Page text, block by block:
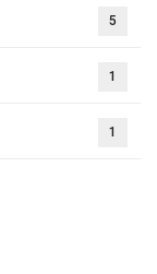
5
1
1